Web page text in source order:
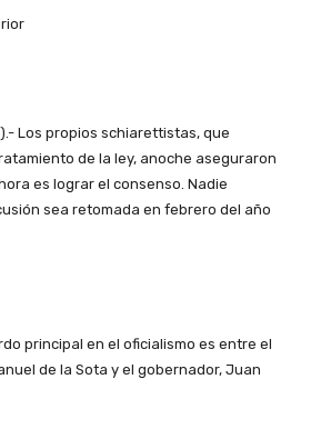
Los propios schiarettistas, que
de la ley, anoche aseguraron
es lograr el consenso. Nadie
sea retomada en febrero del año
principal en el oficialismo es entre el
de la Sota y el gobernador, Juan